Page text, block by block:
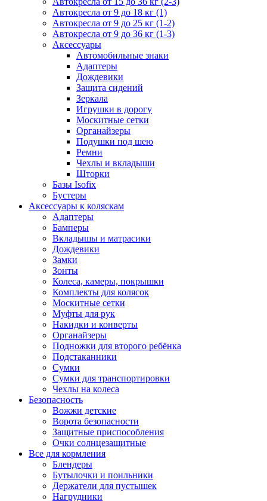
Автокресла от 9 до 18 кг (1)
Автокресла от 9 до 25 кг (1-2)
Автокресла от 9 до 36 кг (1-3)
Аксессуары
Автомобильные знаки
Адаптеры
Дождевики
Защита сидений
Зеркала
Игрушки в дорогу
Москитные сетки
Органайзеры
Подушки под шею
Ремни
Чехлы и вкладыши
Шторки
Базы Isofix
Бустеры
Аксессуары к коляскам
Адаптеры
Бамперы
Вкладышы и матрасики
Дождевики
Замки
Зонты
Колеса, камеры, покрышки
Комплекты для колясок
Москитные сетки
Муфты для рук
Накидки и конверты
Органайзеры
Подножки для второго ребёнка
Подстаканники
Сумки
Сумки для транспортировки
Чехлы на колеса
Безопасность
Вожжи детские
Ворота безопасности
Защитные приспособления
Очки солнцезащитные
Все для кормления
Блендеры
Бутылочки и поильники
Держатели для пустышек
Нагрудники